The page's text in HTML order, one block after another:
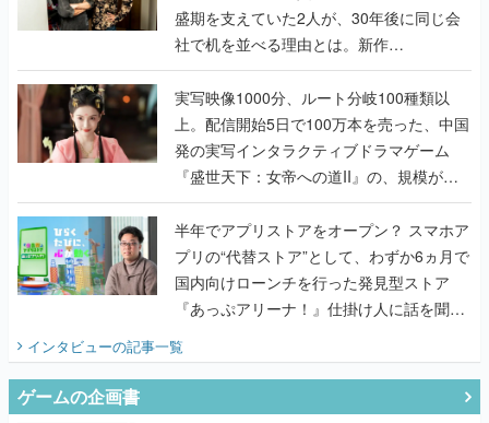
盛期を支えていた2人が、30年後に同じ会
社で机を並べる理由とは。新作
『TATSUJIN EXTREME』で初タッグを組
んだレジェンド2人に訊く開発秘話
実写映像1000分、ルート分岐100種類以
上。配信開始5日で100万本を売った、中国
発の実写インタラクティブドラマゲーム
『盛世天下：女帝への道II』の、規模が違
うこだわりをプロデューサーに聞いた
半年でアプリストアをオープン？ スマホア
プリの“代替ストア”として、わずか6ヵ月で
国内向けローンチを行った発見型ストア
『あっぷアリーナ！』仕掛け人に話を聞い
インタビューの記事一覧
ゲームの企画書